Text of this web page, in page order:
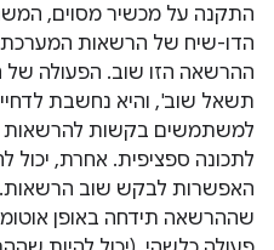
התקנה על מכשיר מסוים,
הדו-שיח של הרשאות
ההרשאה הזו שוב. הפעולה
תשאל שוב', והיא נחשבת
למשתמשים בקשות להרשאות
לתכונה ספציפית. אחרת,
האפשרות לבקש שוב הרשאות.
שההרשאה תידחה באופן